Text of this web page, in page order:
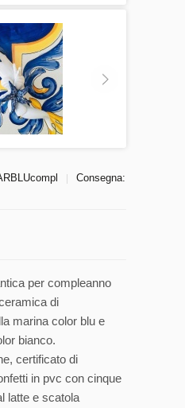
Consegna:
per compleanno
di
marina color blu e
bianco.
certificato di
in pvc con cinque
latte e scatola